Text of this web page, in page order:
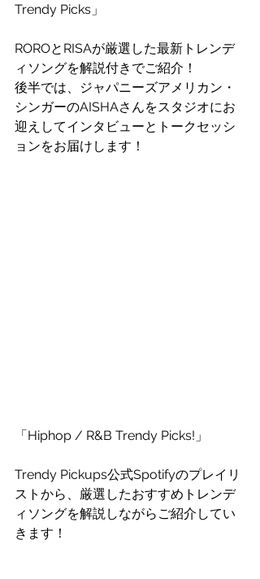
Trendy Picks」
ROROとRISAが厳選した最新トレンデ
ィソングを解説付きでご紹介！
後半では、ジャパニーズアメリカン・
シンガーのAISHAさんをスタジオにお
迎えしてインタビューとトークセッシ
ョンをお届けします！
「Hiphop / R&B Trendy Picks!」
Trendy Pickups公式Spotifyのプレイリ
ストから、厳選したおすすめトレンデ
ィソングを解説しながらご紹介してい
きます！